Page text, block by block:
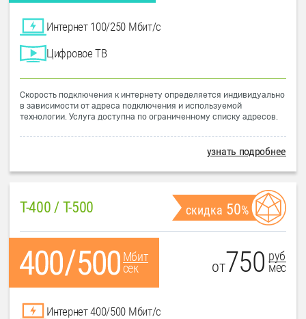
Интернет 100/250 Мбит/с
Цифровое ТВ
Скорость подключения к интернету определяется индивидуально
в зависимости от адреса подключения и используемой
технологии. Услуга доступна по ограниченному списку адресов.
узнать подробнее
T-400 / T-500 скидка 50%
Мбит
сек
от750 руб
мес
Интернет 400/500 Мбит/с